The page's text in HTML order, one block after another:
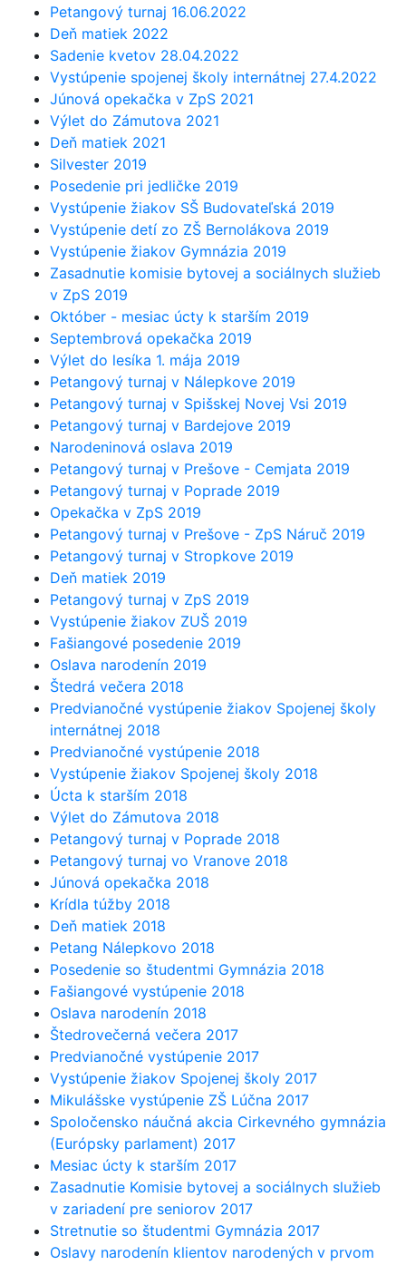
Petangový turnaj 16.06.2022
Deň matiek 2022
Sadenie kvetov 28.04.2022
Vystúpenie spojenej školy internátnej 27.4.2022
Júnová opekačka v ZpS 2021
Výlet do Zámutova 2021
Deň matiek 2021
Silvester 2019
Posedenie pri jedličke 2019
Vystúpenie žiakov SŠ Budovateľská 2019
Vystúpenie detí zo ZŠ Bernolákova 2019
Vystúpenie žiakov Gymnázia 2019
Zasadnutie komisie bytovej a sociálnych služieb
v ZpS 2019
Október - mesiac úcty k starším 2019
Septembrová opekačka 2019
Výlet do lesíka 1. mája 2019
Petangový turnaj v Nálepkove 2019
Petangový turnaj v Spišskej Novej Vsi 2019
Petangový turnaj v Bardejove 2019
Narodeninová oslava 2019
Petangový turnaj v Prešove - Cemjata 2019
Petangový turnaj v Poprade 2019
Opekačka v ZpS 2019
Petangový turnaj v Prešove - ZpS Náruč 2019
Petangový turnaj v Stropkove 2019
Deň matiek 2019
Petangový turnaj v ZpS 2019
Vystúpenie žiakov ZUŠ 2019
Fašiangové posedenie 2019
Oslava narodenín 2019
Štedrá večera 2018
Predvianočné vystúpenie žiakov Spojenej školy
internátnej 2018
Predvianočné vystúpenie 2018
Vystúpenie žiakov Spojenej školy 2018
Úcta k starším 2018
Výlet do Zámutova 2018
Petangový turnaj v Poprade 2018
Petangový turnaj vo Vranove 2018
Júnová opekačka 2018
Krídla túžby 2018
Deň matiek 2018
Petang Nálepkovo 2018
Posedenie so študentmi Gymnázia 2018
Fašiangové vystúpenie 2018
Oslava narodenín 2018
Štedrovečerná večera 2017
Predvianočné vystúpenie 2017
Vystúpenie žiakov Spojenej školy 2017
Mikulášske vystúpenie ZŠ Lúčna 2017
Spoločensko náučná akcia Cirkevného gymnázia
(Európsky parlament) 2017
Mesiac úcty k starším 2017
Zasadnutie Komisie bytovej a sociálnych služieb
v zariadení pre seniorov 2017
Stretnutie so študentmi Gymnázia 2017
Oslavy narodenín klientov narodených v prvom